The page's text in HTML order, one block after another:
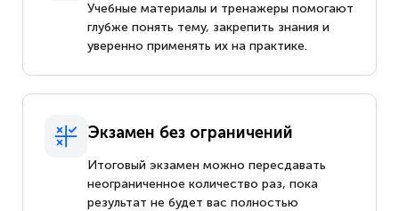
Учебные материалы и тренажеры помогают
глубже понять тему, закрепить знания и
уверенно применять их на практике.
Экзамен без ограничений
Итоговый экзамен можно пересдавать
неограниченное количество раз, пока
результат не будет вас полностью